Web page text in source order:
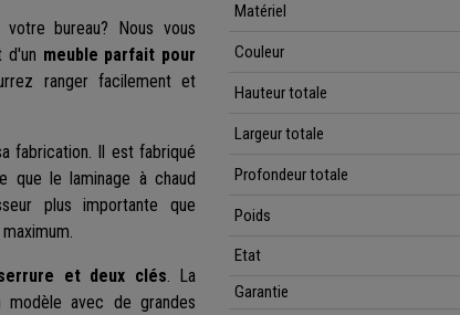
bureau? Nous vous
d'un meuble parfait pour
ranger facilement et
fabrication. Il est fabriqué
que le laminage à chaud
plus importante que
et deux clés. La
modèle avec de grandes
Matériel
Couleur
Hauteur totale
Largeur totale
Profondeur totale
Poids
Etat
Garantie